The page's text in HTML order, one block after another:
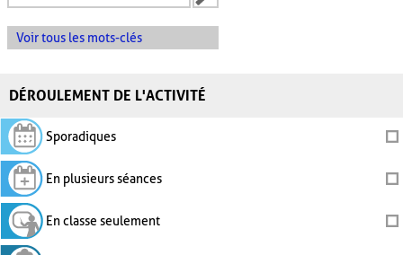
Voir tous les mots-clés
DÉROULEMENT DE L'ACTIVITÉ
Sporadiques
En plusieurs séances
En classe seulement